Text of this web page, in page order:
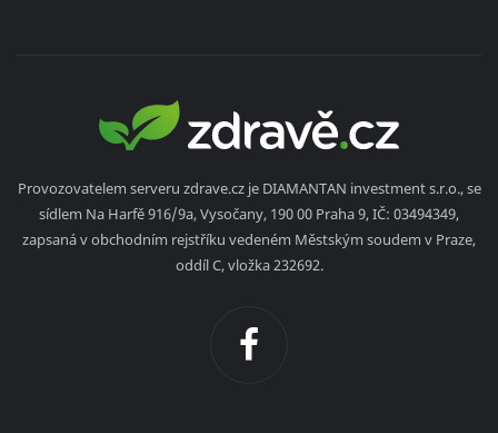
Provozovatelem serveru zdrave.cz je DIAMANTAN investment s.r.o., se
sídlem Na Harfě 916/9a, Vysočany, 190 00 Praha 9, IČ: 03494349,
zapsaná v obchodním rejstříku vedeném Městským soudem v Praze,
oddíl C, vložka 232692.